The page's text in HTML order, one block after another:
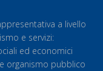
a livello
e servizi:
ed economici
organismo pubblico